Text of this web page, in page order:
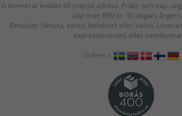
Vi levererar endast till svensk adress. Frakt- och exp.-
köp över 899 kr. 30 dagars
Betalsätt: faktura, konto, betalkort eller swish.
expressleverans eller
Vi finns i: